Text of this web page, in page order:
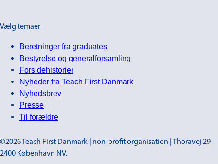
Vælg temaer
Beretninger fra graduates
Bestyrelse og generalforsamling
Forsidehistorier
Nyheder fra Teach First Danmark
Nyhedsbrev
Presse
Til forældre
©2026 Teach First Danmark | non-profit organisation | Thoravej 29 –
2400 København NV.